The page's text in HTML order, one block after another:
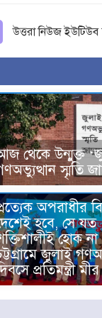
উত্তরা নিউজ ইউটিউব
থেকে উন্মুক্ত
স্মৃতি
অপরাধীর
হবে, সে যত
হোক
জুলাই
প্রতিমন্ত্রী